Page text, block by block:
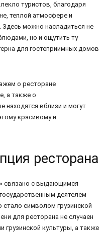
туристов, благодаря
теплой атмосфере и
можно насладиться не
но и ощутить ту
для гостеприимных домов
о ресторане
а также о
находятся вблизи и могут
красивому и
ресторана
связано с выдающимся
деятелем
стало символом грузинской
для ресторана не случаен
грузинской культуры, а также